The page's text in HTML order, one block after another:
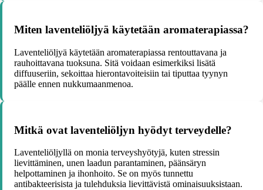
Miten laventeliöljyä käytetään aromaterapiassa?
Laventeliöljyä käytetään aromaterapiassa rentouttavana ja
rauhoittavana tuoksuna. Sitä voidaan esimerkiksi lisätä
diffuuseriin, sekoittaa hierontavoiteisiin tai tiputtaa tyynyn
päälle ennen nukkumaanmenoa.
Mitkä ovat laventeliöljyn hyödyt terveydelle?
Laventeliöljyllä on monia terveyshyötyjä, kuten stressin
lievittäminen, unen laadun parantaminen, päänsäryn
helpottaminen ja ihonhoito. Se on myös tunnettu
antibakteerisista ja tulehduksia lievittävistä ominaisuuksistaan.